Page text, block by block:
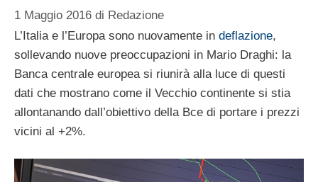
1 Maggio 2016 di Redazione
L’Italia e l’Europa sono nuovamente in deflazione,
sollevando nuove preoccupazioni in Mario Draghi: la
Banca centrale europea si riunirà alla luce di questi
dati che mostrano come il Vecchio continente si stia
allontanando dall’obiettivo della Bce di portare i prezzi
vicini al +2%.